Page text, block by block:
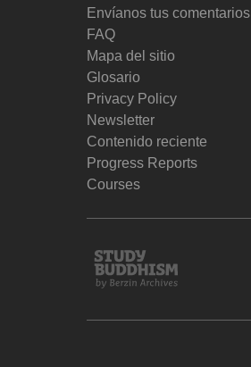
Envíanos tus comentarios
FAQ
Mapa del sitio
Glosario
Privacy Policy
Newsletter
Contenido reciente
Progress Reports
Courses
Study
Buddhism